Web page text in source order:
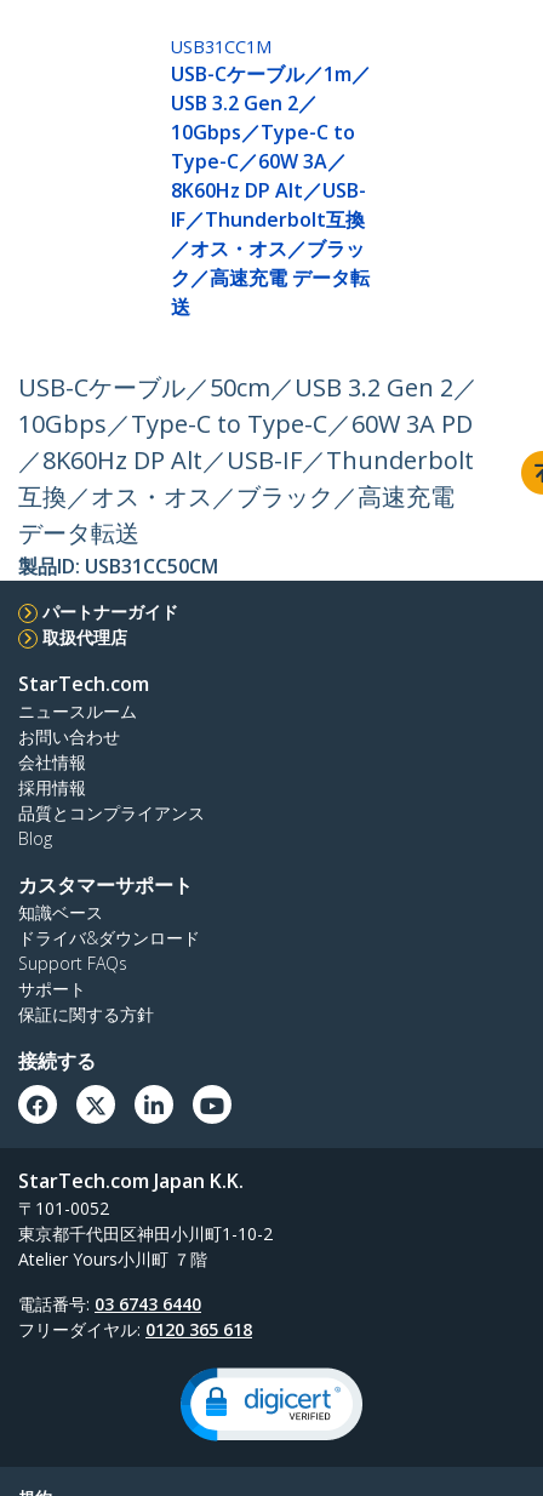
USB31CC1M
USB-Cケーブル／1m／
USB 3.2 Gen 2／
10Gbps／Type-C to
Type-C／60W 3A／
8K60Hz DP Alt／USB-
IF／Thunderbolt互換
／オス・オス／ブラッ
ク／高速充電 データ転
送
USB-Cケーブル／50cm／USB 3.2 Gen 2／
10Gbps／Type-C to Type-C／60W 3A PD
／8K60Hz DP Alt／USB-IF／Thunderbolt
互換／オス・オス／ブラック／高速充電
データ転送
製品ID: USB31CC50CM
パートナーガイド
取扱代理店
StarTech.com
ニュースルーム
お問い合わせ
会社情報
採用情報
品質とコンプライアンス
Blog
カスタマーサポート
知識ベース
ドライバ&ダウンロード
Support FAQs
サポート
保証に関する方針
接続する
StarTech.com Japan K.K.
〒101-0052
東京都千代田区神田小川町1-10-2
Atelier Yours小川町 ７階
電話番号: 03 6743 6440
フリーダイヤル: 0120 365 618